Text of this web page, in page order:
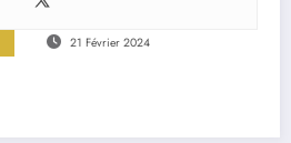
21 Février 2024